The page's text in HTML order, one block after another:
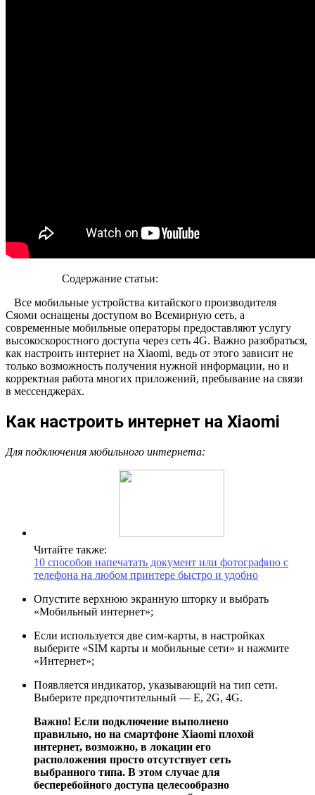
Содержание статьи:
Все мобильные устройства китайского производителя
Сяоми оснащены доступом во Всемирную сеть, а
современные мобильные операторы предоставляют услугу
высокоскоростного доступа через сеть 4G. Важно разобраться,
как настроить интернет на Xiaomi, ведь от этого зависит не
только возможность получения нужной информации, но и
корректная работа многих приложений, пребывание на связи
в мессенджерах.
Как настроить интернет на Xiaomi
Для подключения мобильного интернета:
Читайте также:
10 способов напечатать документ или фотографию с
телефона на любом принтере быстро и удобно
Опустите верхнюю экранную шторку и выбрать
«Мобильный интернет»;
Если используется две сим-карты, в настройках
выберите «SIM карты и мобильные сети» и нажмите
«Интернет»;
Появляется индикатор, указывающий на тип сети.
Выберите предпочтительный — Е, 2G, 4G.
Важно! Если подключение выполнено
правильно, но на смартфоне Xiaomi плохой
интернет, возможно, в локации его
расположения просто отсутствует сеть
выбранного типа. В этом случае для
бесперебойного доступа целесообразно